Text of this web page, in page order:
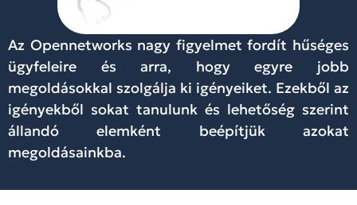
Az Opennetworks nagy figyelmet fordít hűséges
ügyfeleire és arra, hogy egyre jobb
megoldásokkal szolgálja ki igényeiket. Ezekből az
igényekből sokat tanulunk és lehetőség szerint
állandó elemként beépítjük azokat
megoldásainkba.